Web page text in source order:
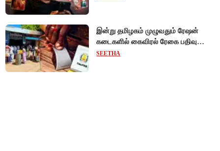
இன்று தமிழகம் முழுவதும் ரேஷன்
கடைகளில் கைவிரல் ரேகை பதிவு
சிறப்பு முகாம்!
SEETHA